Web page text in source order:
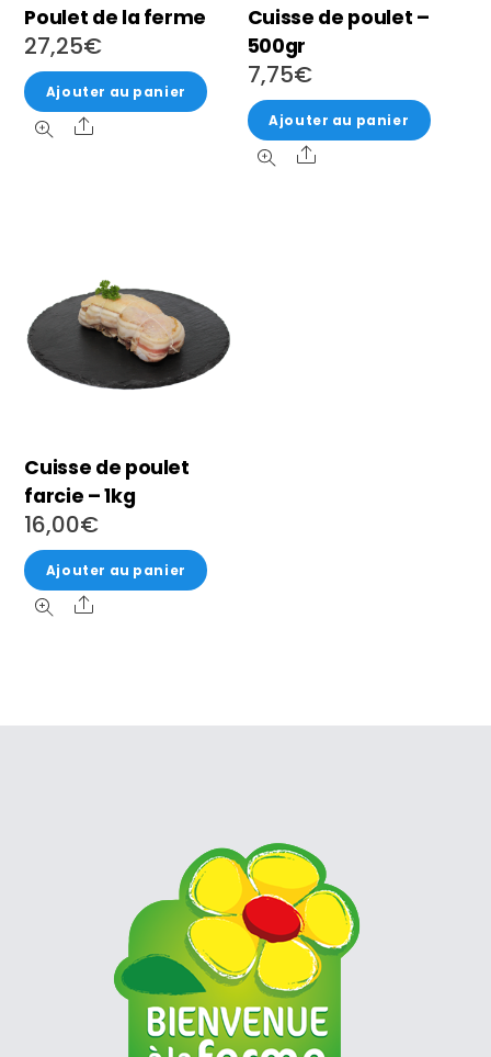
Poulet de la ferme
27,25€
Ajouter au panier
Share
Cuisse de poulet –
500gr
7,75€
Ajouter au panier
Share
Cuisse de poulet
farcie – 1kg
16,00€
Ajouter au panier
Share